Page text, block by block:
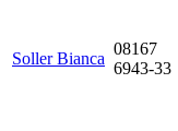
Soller Bianca
08167
6943-33